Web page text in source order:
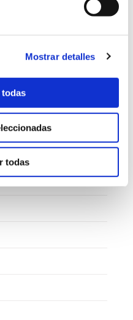
Mostrar detalles
todas